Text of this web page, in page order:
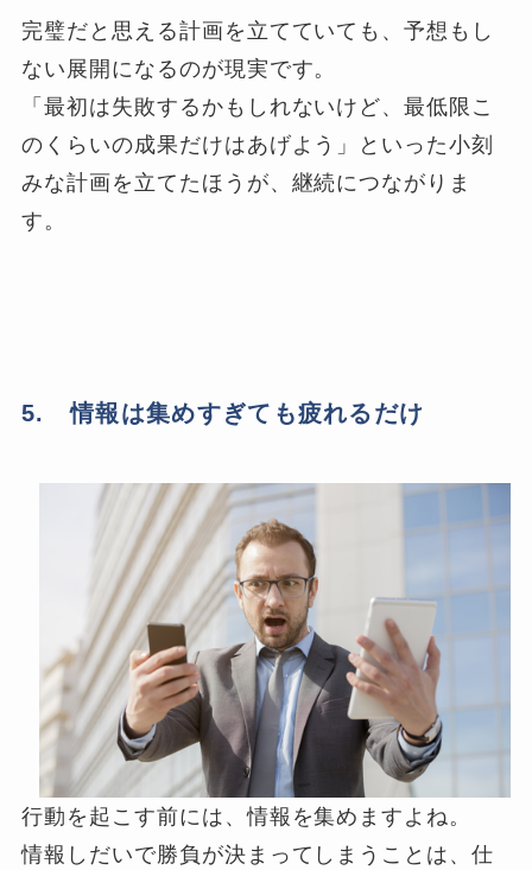
完璧だと思える計画を立てていても、予想もし
ない展開になるのが現実です。
「最初は失敗するかもしれないけど、最低限こ
のくらいの成果だけはあげよう」といった小刻
みな計画を立てたほうが、継続につながりま
す。
5. 情報は集めすぎても疲れるだけ
行動を起こす前には、情報を集めますよね。
情報しだいで勝負が決まってしまうことは、仕